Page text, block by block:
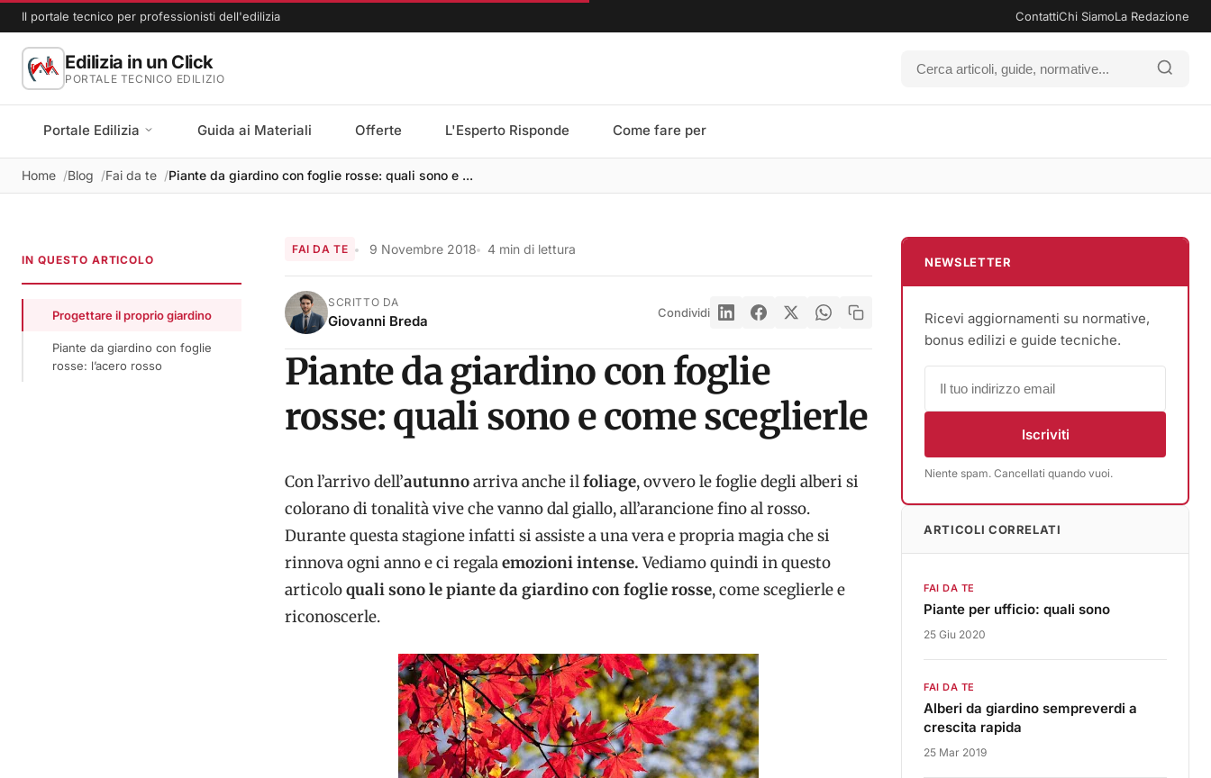
Il portale tecnico per professionisti dell'edilizia ContattiChi SiamoLa Redazione
Edilizia in un Click
PORTALE TECNICO EDILIZIO
Portale Edilizia Guida ai Materiali Offerte L'Esperto Risponde Come fare per
Home Blog Fai da te Piante da giardino con foglie rosse: quali sono e ...
IN QUESTO ARTICOLO
Progettare il proprio giardino
Piante da giardino con foglie
rosse: l’acero rosso
FAI DA TE 9 Novembre 2018 4 min di lettura
SCRITTO DA
Giovanni Breda Condividi
Piante da giardino con foglie
rosse: quali sono e come sceglierle
Con l’arrivo dell’autunnoarriva anche ilfoliage, ovvero le foglie degli alberi si
colorano di tonalità vive che vanno dal giallo, all’arancione fino al rosso.
Durante questa stagione infatti si assiste a una vera e propria magia che si
rinnova ogni anno e ci regalaemozioni intense.Vediamo quindi in questo
articoloquali sono le piante da giardino con foglie rosse, come sceglierle e
riconoscerle.
NEWSLETTER
Ricevi aggiornamenti su normative,
bonus edilizi e guide tecniche.
Iscriviti
Niente spam. Cancellati quando vuoi.
ARTICOLI CORRELATI
FAI DA TE
Piante per ufficio: quali sono
25 Giu 2020
FAI DA TE
Alberi da giardino sempreverdi a
crescita rapida
25 Mar 2019